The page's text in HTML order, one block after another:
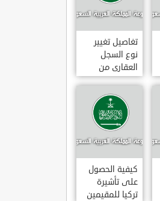
تغاصيل تغيير
نوع السجل
العقارى من
تجارى إلى
سكنى فى
تركيا
كيفية الحصول
على تأشيرة
تركيا للمقيمين